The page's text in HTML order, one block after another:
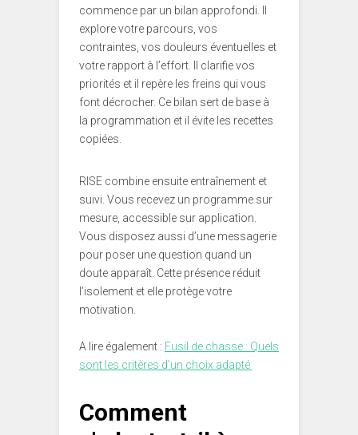
commence par un bilan approfondi. Il
explore votre parcours, vos
contraintes, vos douleurs éventuelles et
votre rapport à l’effort. Il clarifie vos
priorités et il repère les freins qui vous
font décrocher. Ce bilan sert de base à
la programmation et il évite les recettes
copiées.
RISE combine ensuite entraînement et
suivi. Vous recevez un programme sur
mesure, accessible sur application.
Vous disposez aussi d’une messagerie
pour poser une question quand un
doute apparaît. Cette présence réduit
l’isolement et elle protège votre
motivation.
A lire également : Fusil de chasse : Quels
sont les critères d’un choix adapté
Comment